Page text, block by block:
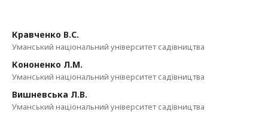
Кравченко В.С.
Уманський національний університет садівництва
Кононенко Л.М.
Уманський національний університет садівництва
Вишневська Л.В.
Уманський національний університет садівництва